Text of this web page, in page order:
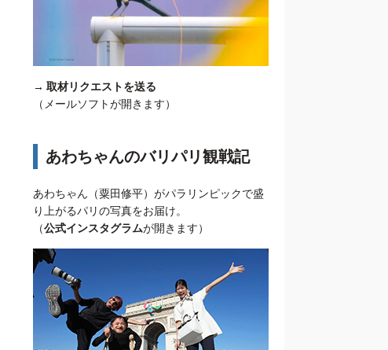
→ 取材リクエストを送る
（メールソフトが開きます）
あわちゃんのバリパリ観戦記
あわちゃん（粟田修平）がパラリンピックで盛
り上がるパリの写真をお届け。
（公式インスタグラムが開きます）